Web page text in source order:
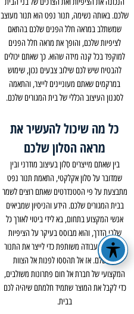
שלכם. באותה נשימה, תנור נפט הוא תנור מעוצב
שמשתלב במראה חלל הפנים שלכם בהתאם
לציפיות שלכם, והופך את מראה חלל הפנים
למוקפד בכל קנה מידה שהוא. כך שאתם יכולים
להבטיח שיש לכם שילוב צבעים נכון, שימוש
במרקמים שאתם מעוניינים לייצר, והתאמה
לסגנון העיצוב הכללי של בית המגורים שלכם.
כל מה שיכול להעשיר את
מראה הסלון שלכם
בין שאתם מייצרים סלון בעיצוב מודרני ובין
שמדובר על סלון אקלקטי, התאמת תנור נפט
מתבצעת על פי הסטנדרטים שאתם רוצים לשמר
בבית המגורים שלכם. הידע והניסיון שמביאים
אנשי המקצוע בתחום, בא לידי ביטוי לאורך כל
שלבי הדרך, והוא מבוסס בעיקר על הציפיות
שלכם ועל עבודה משותפת כדי לייצר את התנור
המושלם. אז אל תהססו לפנות אל הצוות
המקצועי של חברת אל חום פתרונות משולבים,
כדי לקבל את המוצר שתמיד חלמתם שיהיה לכם
בבית.